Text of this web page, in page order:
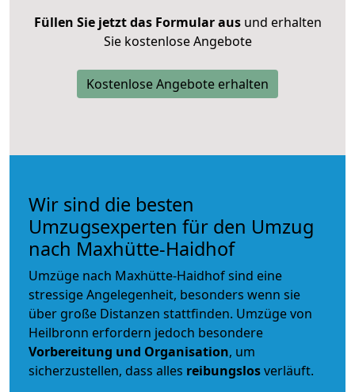
Füllen Sie jetzt das Formular ausund erhalten
Sie kostenlose Angebote
Kostenlose Angebote erhalten
Wir sind die besten
Umzugsexperten für den Umzug
nach Maxhütte-Haidhof
Umzüge nach Maxhütte-Haidhof sind eine
stressige Angelegenheit, besonders wenn sie
über große Distanzen stattfinden. Umzüge von
Heilbronn erfordern jedoch besondere
Vorbereitung und Organisation, um
sicherzustellen, dass alles reibungslosverläuft.